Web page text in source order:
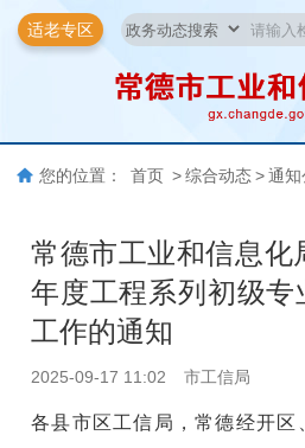
适老专区
您的位置： 首页 > 综合动态 > 通
常德市工业和信息化
年度工程系列初级专
工作的通知
2025-09-17 11:02 市工信局
各县市区工信局，常德经开区